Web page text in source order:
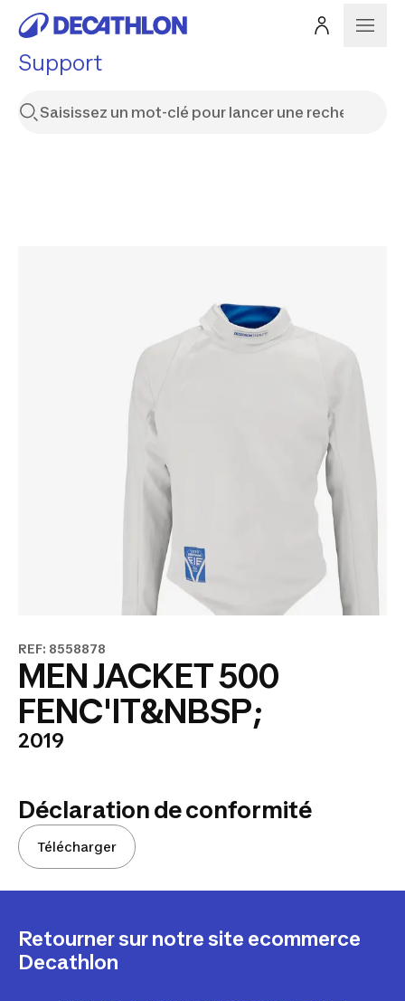
Support
REF: 8558878
MEN JACKET 500
FENC'IT&NBSP;
2019
Déclaration de conformité
Télécharger
Retourner sur notre site ecommerce
Decathlon